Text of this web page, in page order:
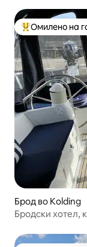
МеѓуОмилено на
Брод во Kolding
Бродски хотел,